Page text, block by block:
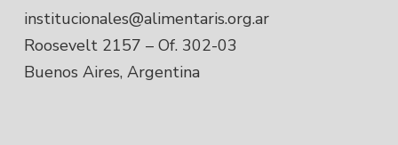
institucionales@alimentaris.org.ar
Roosevelt 2157 – Of. 302-03
Buenos Aires, Argentina